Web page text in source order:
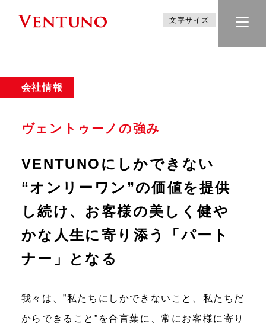
文字サイズ
会社情報
ヴェントゥーノの強み
VENTUNOにしかできない
“オンリーワン”の価値を提供
し続け、 お客様の美しく健や
かな人生に寄り添う「パート
ナー」となる
我々は、”私たちにしかできないこと、私たちだ
からできること”を合言葉に、常にお客様に寄り